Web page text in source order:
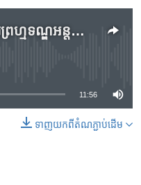
បទសម្ភាសន៍VOA៖ តុលាការព្រហ្មទណ្ឌអន្តជាតិ ICC ពិនិត្យកិច្ចការរបស់ខ្លួននៅតំបន់អាស៊ី
11:56
ទាញ​យក​ពី​តំណភ្ជាប់​ដើម